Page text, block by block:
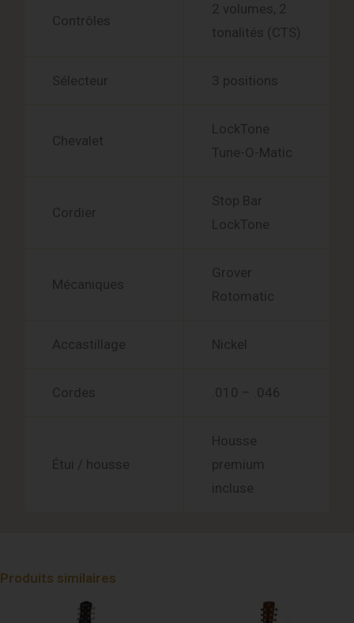
Contrôles
2 volumes, 2
tonalités (CTS)
Sélecteur 3 positions
Chevalet
LockTone
Tune-O-Matic
Cordier
Stop Bar
LockTone
Mécaniques
Grover
Rotomatic
Accastillage Nickel
Cordes .010 – .046
Étui / housse
Housse
premium
incluse
Produits similaires